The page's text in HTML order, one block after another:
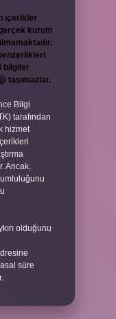
içerikler
kurum
bilgiler
taşımazlar.
Bilgi
tarafından
hizmet
Ancak,
olduğunu
süre